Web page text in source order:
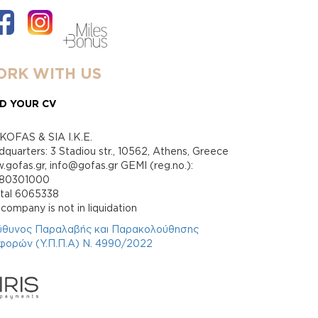
WITH US
YOUR CV
& SIA I.K.E.
3 Stadiou str., 10562, Athens, Greece
info@gofas.gr GEMI (reg.no.):
6065338
is not in liquidation
Παραλαβής και Παρακολούθησης
(Υ.Π.Π.Α) Ν. 4990/2022